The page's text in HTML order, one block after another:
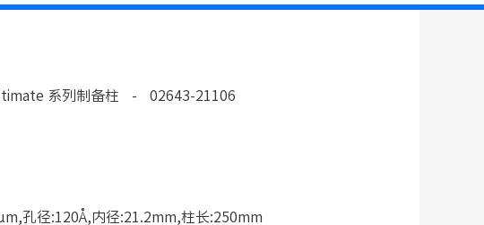
系列制备柱 - 02643-21106
孔径:120Å,内径:21.2mm,柱长:250mm